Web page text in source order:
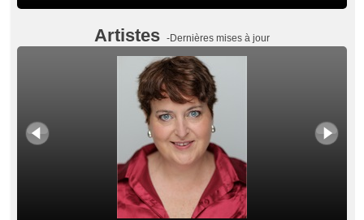
Artistes -Dernières mises à jour